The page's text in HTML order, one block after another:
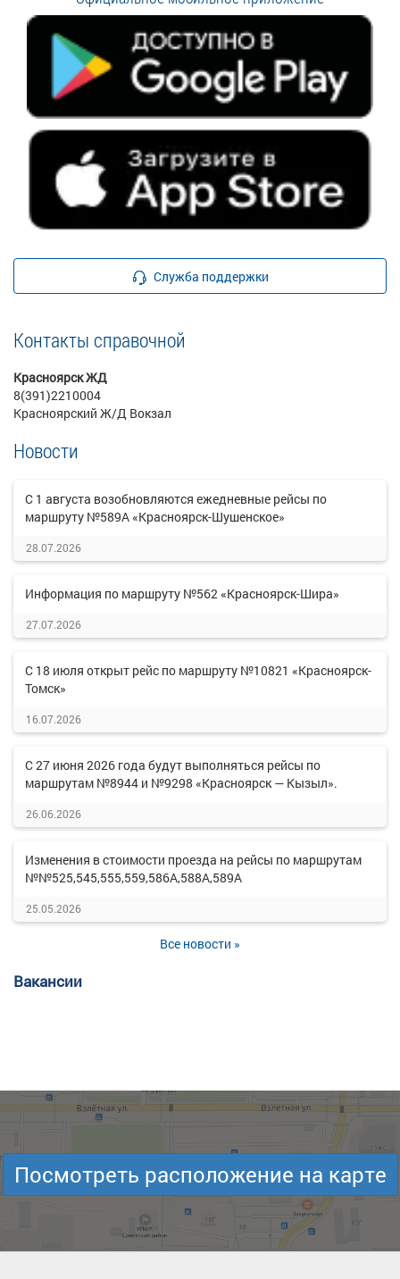
Служба поддержки
Контакты справочной
Красноярск ЖД
8(391)2210004
Красноярский Ж/Д Вокзал
Новости
С 1 августа возобновляются ежедневные рейсы по
маршруту №589А «Красноярск-Шушенское»
28.07.2026
Информация по маршруту №562 «Красноярск-Шира»
27.07.2026
С 18 июля открыт рейс по маршруту №10821 «Красноярск-
Томск»
16.07.2026
С 27 июня 2026 года будут выполняться рейсы по
маршрутам №8944 и №9298 «Красноярск — Кызыл».
26.06.2026
Изменения в стоимости проезда на рейсы по маршрутам
№№525,545,555,559,586А,588А,589А
25.05.2026
Все новости »
Вакансии
Посмотреть расположение на карте